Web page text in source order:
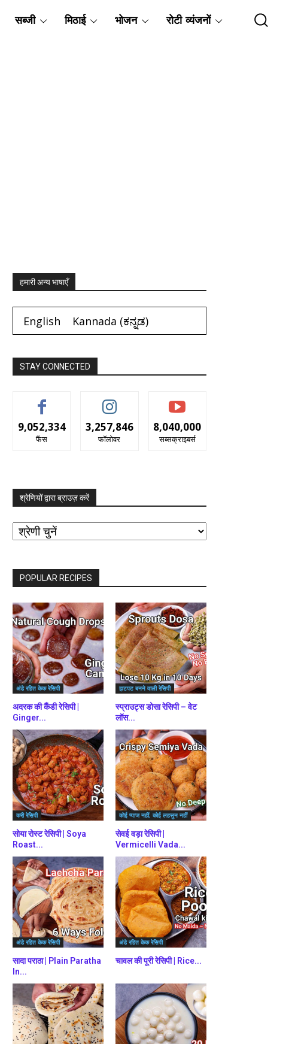
सब्जी मिठाई भोजन रोटी व्यंजनों
हमारी अन्य भाषाएँ
English Kannada (ಕನ್ನಡ)
STAY CONNECTED
9,052,334
फैंस
3,257,846
फॉलोवर
8,040,000
सब्सक्राइबर्स
श्रेणियों द्वारा ब्राउज़ करें
श्रेणियों
द्वारा
ब्राउज़
POPULAR RECIPES
अंडे रहित केक रेसिपी
अदरक की कैंडी रेसिपी |
Ginger...
झटपट बनने वाली रेसिपी
स्प्राउट्स डोसा रेसिपी – वेट
लॉस...
करी रेसिपी
सोया रोस्ट रेसिपी | Soya
Roast...
कोई प्याज नहीं, कोई लहसुन नहीं
सेवई वड़ा रेसिपी |
Vermicelli Vada...
अंडे रहित केक रेसिपी
सादा पराठा | Plain Paratha
In...
अंडे रहित केक रेसिपी
चावल की पूरी रेसिपी | Rice...